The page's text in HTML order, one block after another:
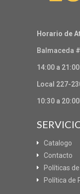
Horario de
Balmaceda
14:00 a
Local 227-
10:30 a
Catalogo
Contacto
Políticas
Política de